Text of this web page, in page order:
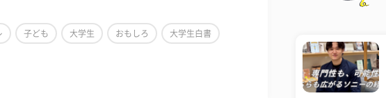
子ども 大学生 おもしろ 大学生白書